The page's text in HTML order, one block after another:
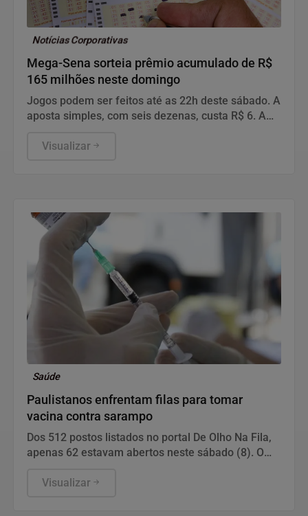
Notícias Corporativas
Mega-Sena sorteia prêmio acumulado de R$
165 milhões neste domingo
Jogos podem ser feitos até as 22h deste sábado. A
aposta simples, com seis dezenas, custa R$ 6. A
Visualizar
Saúde
Paulistanos enfrentam filas para tomar
vacina contra sarampo
Dos 512 postos listados no portal De Olho Na Fila,
apenas 62 estavam abertos neste sábado (8). O
segunda a sexta-feira.
Visualizar